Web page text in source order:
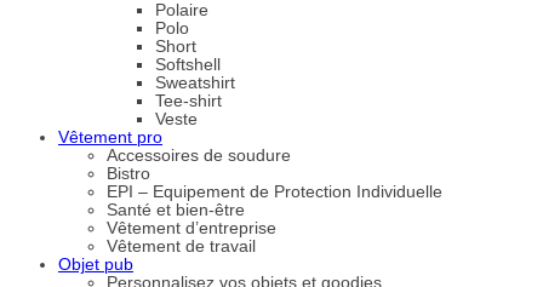
Polaire
Polo
Short
Softshell
Sweatshirt
Tee-shirt
Veste
Vêtement pro
Accessoires de soudure
Bistro
EPI – Equipement de Protection Individuelle
Santé et bien-être
Vêtement d’entreprise
Vêtement de travail
Objet pub
Personnalisez vos objets et goodies